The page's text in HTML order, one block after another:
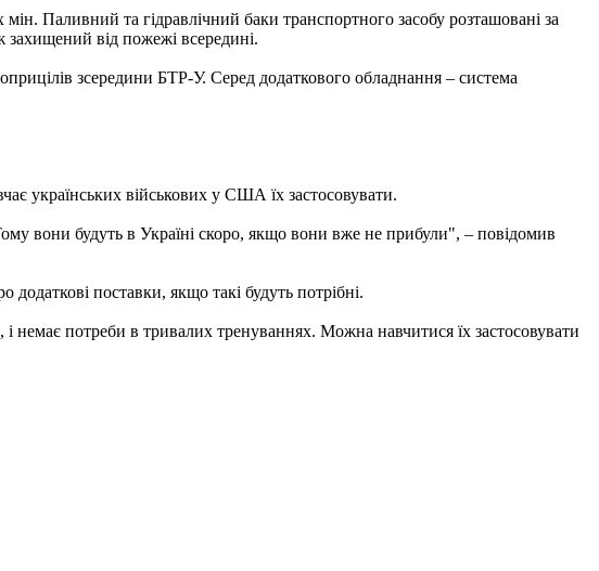
Паливний та гідравлічний баки транспортного засобу розташовані за
захищений від пожежі всередині.
зсередини БТР-У. Серед додаткового обладнання – система
українських військових у США їх застосовувати.
вони будуть в Україні скоро, якщо вони вже не прибули", – повідомив
поставки, якщо такі будуть потрібні.
немає потреби в тривалих тренуваннях. Можна навчитися їх застосовувати